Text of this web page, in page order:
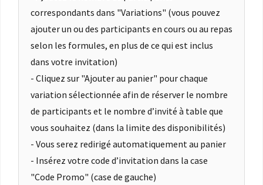
correspondants dans "Variations" (vous pouvez
ajouter un ou des participants en cours ou au repas
selon les formules, en plus de ce qui est inclus
dans votre invitation)
- Cliquez sur "Ajouter au panier" pour chaque
variation sélectionnée afin de réserver le nombre
de participants et le nombre d’invité à table que
vous souhaitez (dans la limite des disponibilités)
- Vous serez redirigé automatiquement au panier
- Insérez votre code d’invitation dans la case
"Code Promo" (case de gauche)